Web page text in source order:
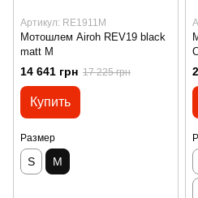
Артикул: RE1911M
Мотошлем Airoh REV19 black
matt M
14 641 грн 17 225 грн
Купить
Размер
S M